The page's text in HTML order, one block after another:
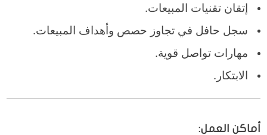
إتقان تقنيات المبيعات.
سجل حافل في تجاوز حصص وأهداف المبيعات.
مهارات تواصل قوية.
الابتكار.
أماكن العمل: